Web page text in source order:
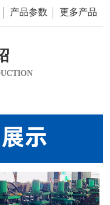
产品参数 更多产品